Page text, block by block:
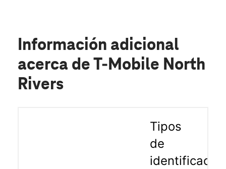
Información adicional
acerca de T-Mobile North
Rivers
Tipos
de